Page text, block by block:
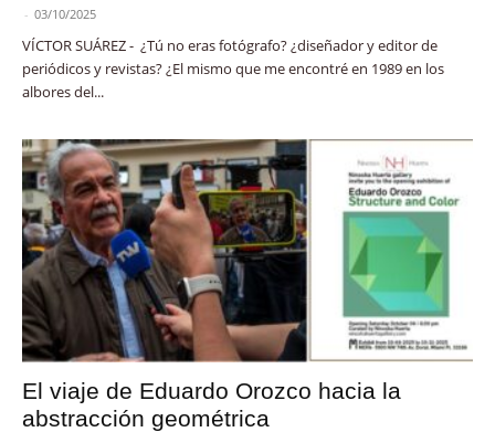
- 03/10/2025
VÍCTOR SUÁREZ - ¿Tú no eras fotógrafo? ¿diseñador y editor de
periódicos y revistas? ¿El mismo que me encontré en 1989 en los
albores del...
El viaje de Eduardo Orozco hacia la
abstracción geométrica